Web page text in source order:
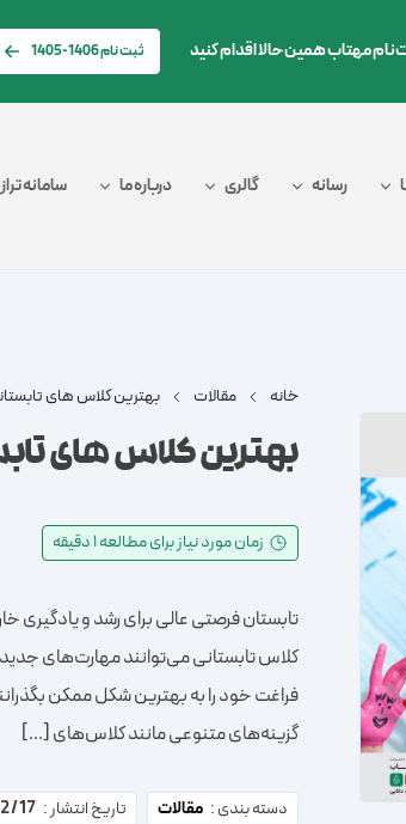
مهتاب همین حالا اقدام کنید ثبت نام 1406-1405
رسانه گالری درباره ما سامانه تراز
خانه مقالات بهترین کلاس های
بهترین کلاس های
زمان مورد نیاز برای مطالعه ۱ دقیقه
تابستان فرصتی عالی برای رشد و یادگیری
کلاس تابستانی می‌توانند مهارت‌های
فراغت خود را به بهترین شکل ممکن
گزینه‌های متنوعی مانند کلاس‌های […]
دسته بندی : مقالات تاریخ انتشار : 17 / 02 / 1404